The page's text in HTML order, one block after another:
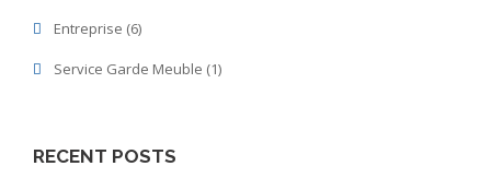
Entreprise (6)
Service Garde Meuble (1)
RECENT POSTS